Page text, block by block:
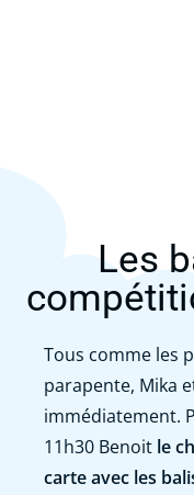
Les
Tous comme les
parapente, Mika
immédiatement.
11h30 Benoit le
carte avec les